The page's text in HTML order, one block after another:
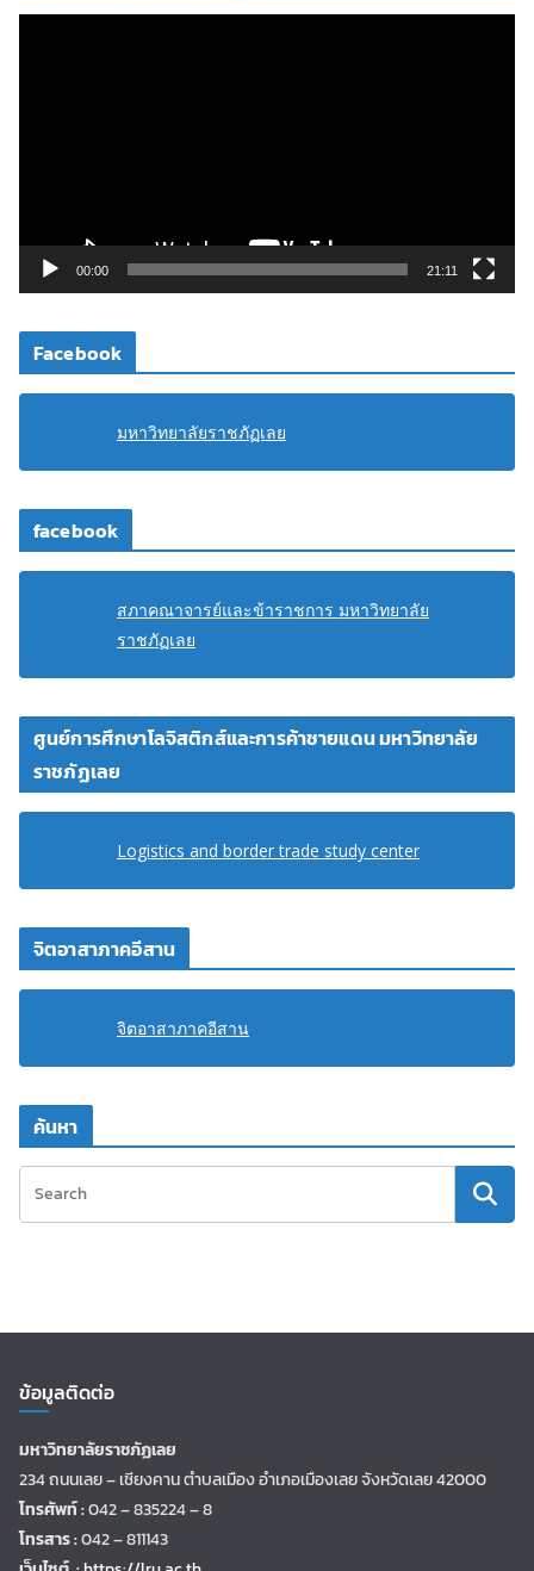
ดี
โ
00:00 21:11
Facebook
มหาวิทยาลัยราชภัฏเลย
facebook
สภาคณาจารย์และข้าราชการ มหาวิทยาลัย
ราชภัฏเลย
ศูนย์การศึกษาโลจิสติกส์และการค้าชายแดน มหาวิทยาลัย
ราชภัฏเลย
Logistics and border trade study center
จิตอาสาภาคอีสาน
จิตอาสาภาคอีสาน
ค้นหา
ข้อมูลติดต่อ
มหาวิทยาลัยราชภัฏเลย
234 ถนนเลย – เชียงคาน ตำบลเมือง อำเภอเมืองเลย จังหวัดเลย 42000
โทรศัพท์ :042 – 835224 – 8
โทรสาร :042 – 811143